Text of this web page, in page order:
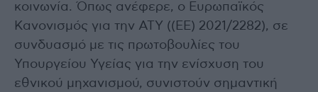
κοινωνία. Όπως ανέφερε, ο Ευρωπαϊκός
Κανονισμός για την ΑΤΥ ((ΕΕ) 2021/2282), σε
συνδυασμό με τις πρωτοβουλίες του
Υπουργείου Υγείας για την ενίσχυση του
εθνικού μηχανισμού, συνιστούν σημαντική